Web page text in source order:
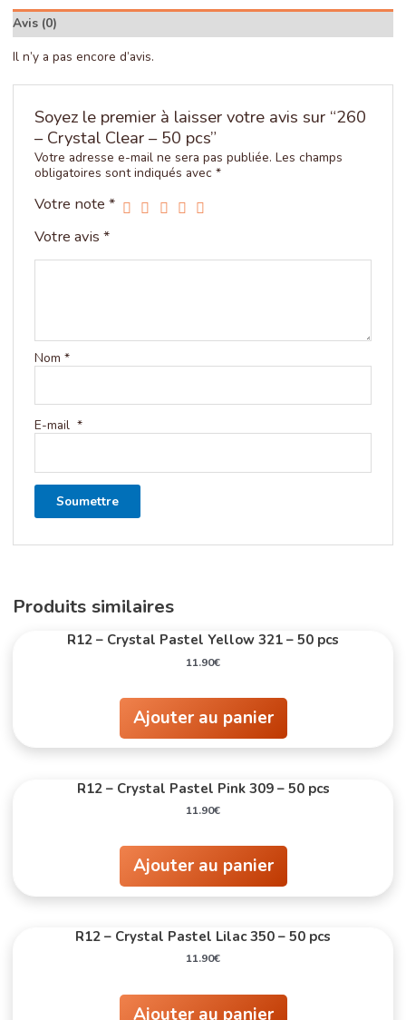
Avis (0)
Il n’y a pas encore d’avis.
Soyez le premier à laisser votre avis sur “260
– Crystal Clear – 50 pcs”
Votre adresse e-mail ne sera pas publiée. Les champs
obligatoires sont indiqués avec *
Votre note *
Votre avis *
Nom *
E-mail *
Produits similaires
R12 – Crystal Pastel Yellow 321 – 50 pcs
11.90€
Ajouter au panier
R12 – Crystal Pastel Pink 309 – 50 pcs
11.90€
Ajouter au panier
R12 – Crystal Pastel Lilac 350 – 50 pcs
11.90€
Ajouter au panier